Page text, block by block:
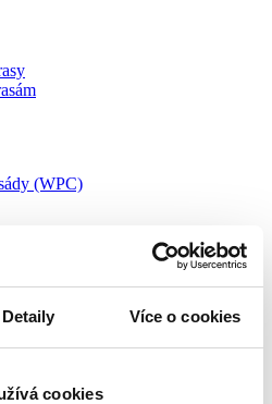
Detaily Více o cookies
cookies
(WPC)
Padana